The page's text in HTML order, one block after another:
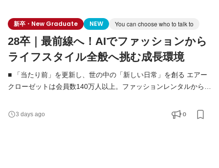
新卒・New Graduate NEW You can choose who to talk to
28卒｜最前線へ！AIでファッションから
ライフスタイル全般へ挑む成長環境
■ 「当たり前」を更新し、世の中の「新しい日常」を創る エアー
クローゼットは会員数140万人以上。ファッションレンタルから始
ど、複数事業を展開するライフスタイルプラットフォームへと進
3 days ago 0